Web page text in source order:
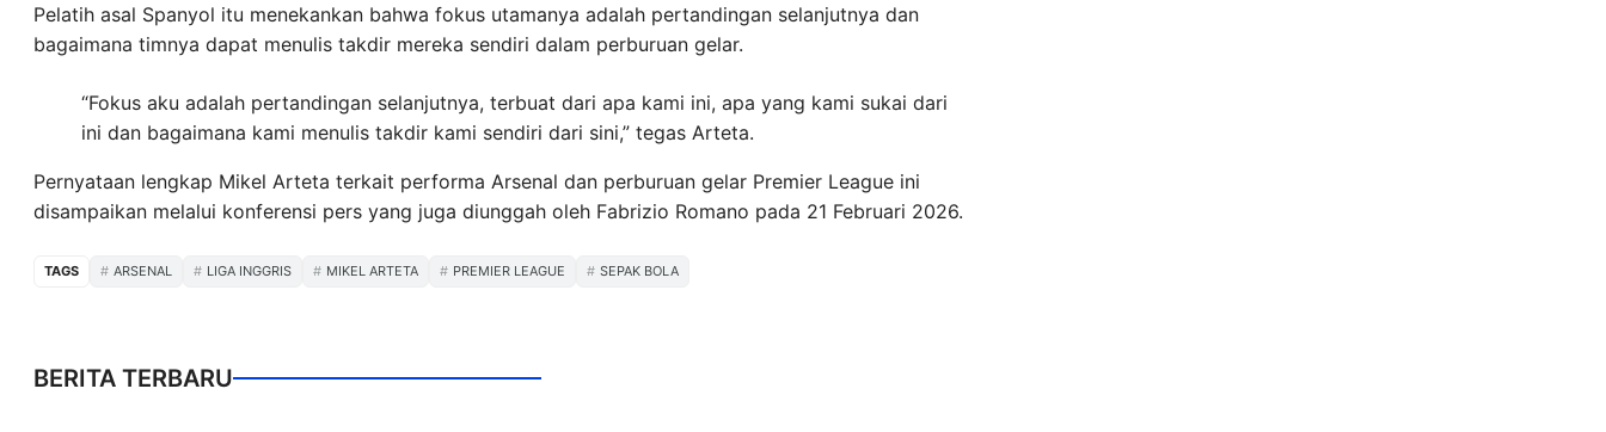
Pelatih asal Spanyol itu menekankan bahwa fokus utamanya adalah pertandingan selanjutnya dan
bagaimana timnya dapat menulis takdir mereka sendiri dalam perburuan gelar.
“Fokus aku adalah pertandingan selanjutnya, terbuat dari apa kami ini, apa yang kami sukai dari
ini dan bagaimana kami menulis takdir kami sendiri dari sini,” tegas Arteta.
Pernyataan lengkap Mikel Arteta terkait performa Arsenal dan perburuan gelar Premier League ini
disampaikan melalui konferensi pers yang juga diunggah oleh Fabrizio Romano pada 21 Februari 2026.
TAGS ARSENAL LIGA INGGRIS MIKEL ARTETA PREMIER LEAGUE SEPAK BOLA
BERITA TERBARU